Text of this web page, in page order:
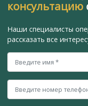
консультацию
Наши специалисты
рассказать все